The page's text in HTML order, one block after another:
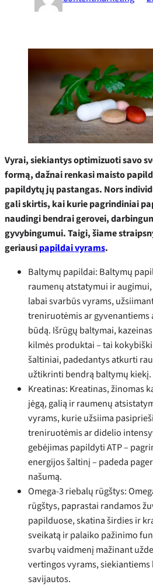
Vyrai, siekiantys optimizuoti savo
formą, dažnai renkasi maisto
papildytų jų pastangas. Nors
gali skirtis, kai kurie pagrindiniai
naudingi bendrai gerovei,
gyvybingumui. Taigi, šiame
geriausipapildai vyrams.
Baltymų papildai: Baltymų
raumenų atstatymui ir
labai svarbūs vyrams,
treniruotėmis ar gyvenantiems
būdą. Išrūgų baltymai,
kilmės produktai – tai
šaltiniai, padedantys atkurti
užtikrinti bendrą baltymų kiekį.
Kreatinas: Kreatinas, žinomas
jėgą, galią ir raumenų
vyrams, kurie užsiima
treniruotėmis ar didelio
gebėjimas papildyti ATP –
energijos šaltinį – padeda
našumą.
Omega-3 riebalų rūgštys:
rūgštys, paprastai randamos
papilduose, skatina širdies ir
sveikatą ir palaiko pažinimo
svarbų vaidmenį mažinant
vertingos vyrams,
savijautos.